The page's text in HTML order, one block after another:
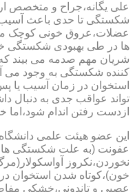
علی یگانه،جراح و متخصص
شکستگی تا حدی باعث
عضلات،عروق خونی کوچک
ها در طی بهبودی شکستگی
شریان مهم صدمه می بیند
کننده شکستگی به وجود می
استخوان در زمان آسیب
تواند عواقب جدی به دنبال
ازدست رفتن اندام شود،اما
این عضو هیئت علمی
عفونت (به علت شکستگی
نخوردن،نکروز
خون)،کوتاه شدن استخوان در
عصبی و تاندونی،خشکی